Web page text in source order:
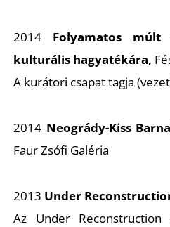
2014
Folyamatos
kulturális hagyatékára,
A kurátori csapat tagja
2014 Neogrády-Kiss
Faur Zsófi Galéria
2013 Under
Az Under Reconstruction